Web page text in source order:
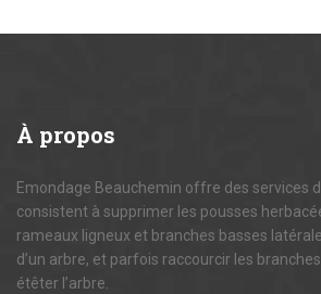
À propos
Emondage Beauchemin offre des services
consistent à supprimer les pousses
rameaux ligneux et branches basses
d’un arbre, et parfois raccourcir les
étêter l’arbre.